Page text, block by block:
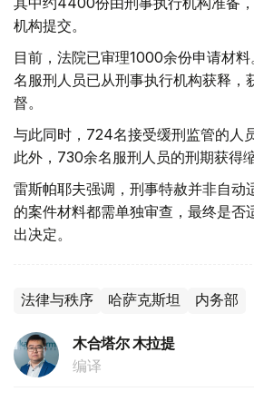
机构提交。
目前，法院已审理1000余份申请材
名服刑人员已从刑事执行机构获释，
督。
与此同时，724名接受缓刑监管的人
此外，730余名服刑人员的刑期获得缩
雷斯帕耶夫强调，刑事特赦并非自动
的案件材料都需单独审查，最终是否
出决定。
法律与秩序 哈萨克斯坦 内务部
木合塔尔 木拉提
编译